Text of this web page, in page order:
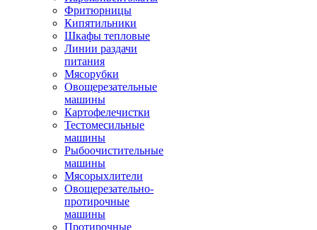
Фритюрницы
Кипятильники
Шкафы тепловые
Линии раздачи
питания
Мясорубки
Овощерезательные
машины
Картофелечистки
Тестомесильные
машины
Рыбоочистительные
машины
Мясорыхлители
Овощерезательно-
протирочные
машины
Протирочные